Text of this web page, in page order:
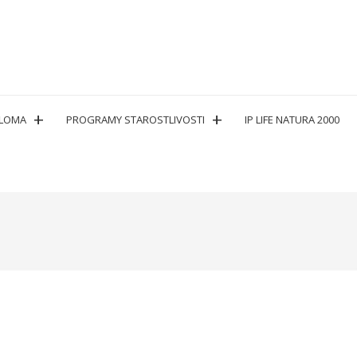
PROGRAMY STAROSTLIVOSTI IP LIFE NATURA 2000